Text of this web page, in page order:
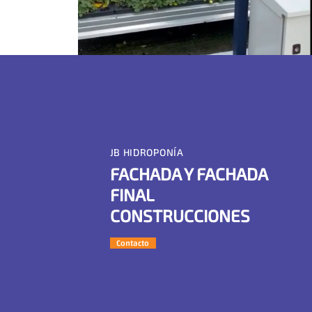
JB HIDROPONÍA
FACHADA Y FACHADA
FINAL
CONSTRUCCIONES
Contacto